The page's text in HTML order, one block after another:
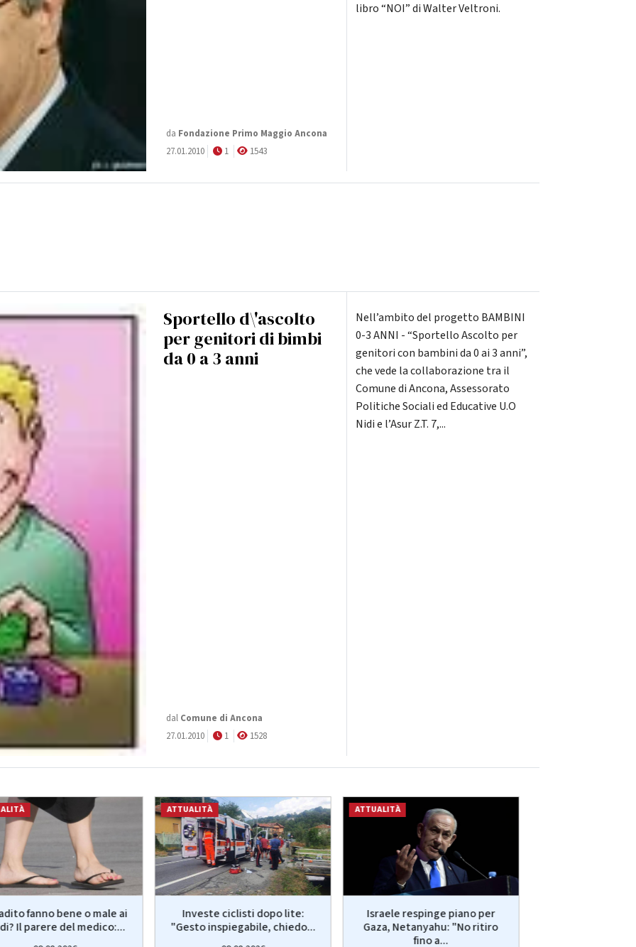
da Fondazione Primo Maggio Ancona
27.01.2010
1 1543
libro “NOI” di Walter Veltroni.
Sportello d\'ascolto
per genitori di bimbi
da 0 a 3 anni
dal Comune di Ancona
27.01.2010
1 1528
Nell’ambito del progetto BAMBINI
0-3 ANNI - “Sportello Ascolto per
genitori con bambini da 0 ai 3 anni”,
che vede la collaborazione tra il
Comune di Ancona, Assessorato
Politiche Sociali ed Educative U.O
Nidi e l’Asur Z.T. 7,...
fanno bene o male ai
Il parere del medico:...
ATTUALITÀ
Investe ciclisti dopo lite:
"Gesto inspiegabile, chiedo...
ATTUALITÀ
Israele respinge piano per
Gaza, Netanyahu: "No ritiro
fino a...